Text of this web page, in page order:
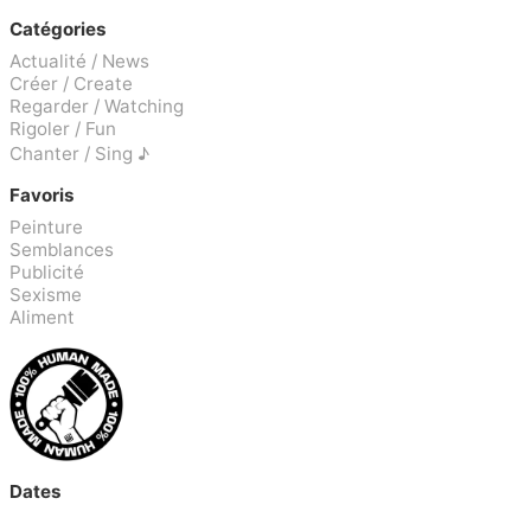
Catégories
Actualité / News
Créer / Create
Regarder / Watching
Rigoler / Fun
Chanter / Sing ♪
Favoris
Peinture
Semblances
Publicité
Sexisme
Aliment
Dates